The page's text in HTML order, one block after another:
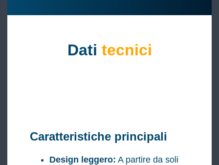
Dati tecnici
Caratteristiche principali
Design leggero: A partire da soli